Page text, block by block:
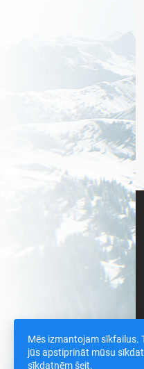
Mēs izmantojam sīkfailus.
jūs apstiprināt mūsu
sīkdatnēmšeit.